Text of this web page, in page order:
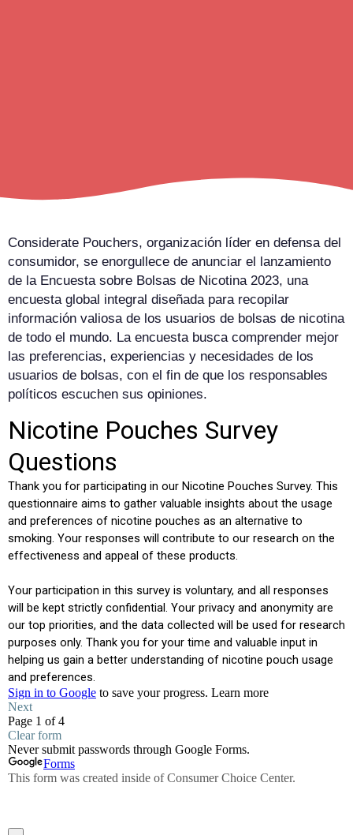
Considerate Pouchers, organización líder en defensa del
consumidor, se enorgullece de anunciar el lanzamiento
de la Encuesta sobre Bolsas de Nicotina 2023, una
encuesta global integral diseñada para recopilar
información valiosa de los usuarios de bolsas de nicotina
de todo el mundo. La encuesta busca comprender mejor
las preferencias, experiencias y necesidades de los
usuarios de bolsas, con el fin de que los responsables
políticos escuchen sus opiniones.